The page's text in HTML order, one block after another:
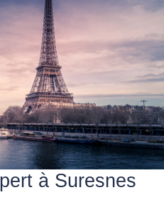
à Suresnes